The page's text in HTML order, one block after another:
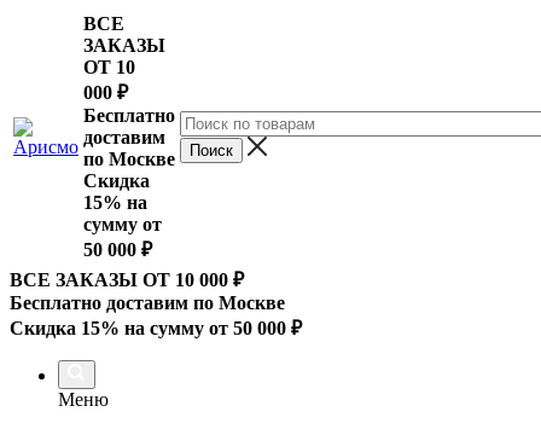
ВСЕ
ЗАКАЗЫ
ОТ 10
000 ₽
Бесплатно
доставим
по Москве
Скидка
15% на
сумму от
50 000 ₽
ВСЕ ЗАКАЗЫ ОТ 10 000 ₽
Бесплатно доставим по Москве
Скидка 15% на сумму от 50 000 ₽
Меню